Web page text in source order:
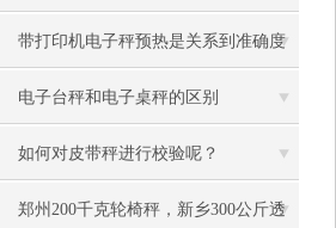
带打印机电子秤预热是关系到准确度
的重点
电子台秤和电子桌秤的区别
如何对皮带秤进行校验呢？
郑州200千克轮椅秤，新乡300公斤透